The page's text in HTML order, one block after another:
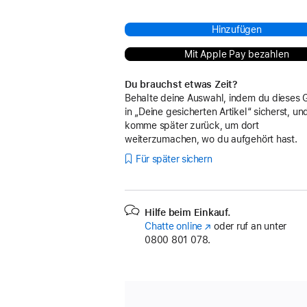
Hinzufügen
Mit Apple Pay bezahlen
Du brauchst etwas Zeit?
Behalte deine Auswahl, indem du dieses
in „Deine gesicherten Artikel“ sicherst, und
komme später zurück, um dort
weiterzumachen, wo du aufgehört hast.
Für später sichern
Hilfe beim Einkauf.
Chatte online (Öffnet
ein
oder ruf an unter
0800 801 078.